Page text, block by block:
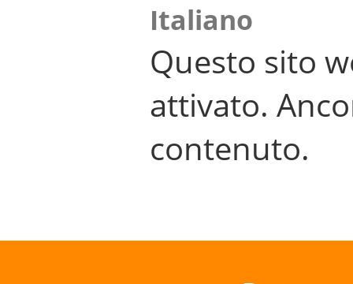
Italiano
Questo sito
attivato.
contenuto.